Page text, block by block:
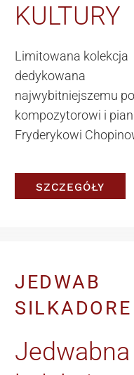
KULTURY
Limitowana kolekcja
dedykowana
najwybitniejszemu
kompozytorowi i
Fryderykowi
SZCZEGÓŁY
JEDWAB
SILKADORE
Jedwabna